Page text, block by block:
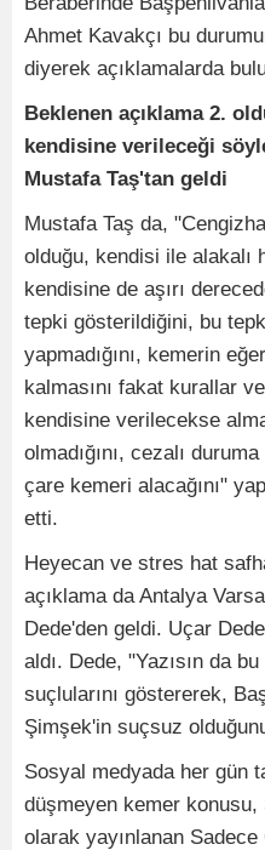
Ahmet Kavakçı bu
diyerek açıklamalarda
Beklenen açıklama 2.
kendisine verileceği
Mustafa Taş'tan geldi
Mustafa Taş da,
olduğu, kendisi ile alakalı
kendisine de aşırı
tepki gösterildiğini, bu
yapmadığını, kemerin
kalmasını fakat kurallar
kendisine verilecekse
olmadığını, cezalı
çare kemeri alacağını"
etti.
Heyecan ve stres hat
açıklama da Antalya
Dede'den geldi. Uçar
aldı. Dede, "Yazısın da
suçlularını göstererek,
Şimşek'in suçsuz
Sosyal medyada her gün
düşmeyen kemer konusu,
olarak yayınlanan